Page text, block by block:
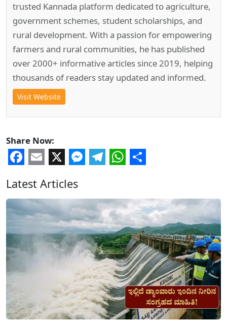
trusted Kannada platform dedicated to agriculture,
government schemes, student scholarships, and
rural development. With a passion for empowering
farmers and rural communities, he has published
over 2000+ informative articles since 2019, helping
thousands of readers stay updated and informed.
Visit Website
Share Now:
Facebook
Email
X Messenger
Telegram
WhatsApp
Share
Latest Articles